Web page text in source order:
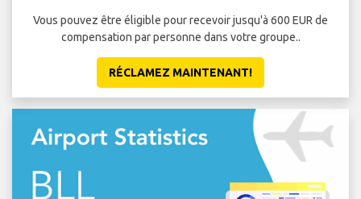
Vous pouvez être éligible pour recevoir jusqu'à 600 EUR de
compensation par personne dans votre groupe..
RÉCLAMEZ MAINTENANT!